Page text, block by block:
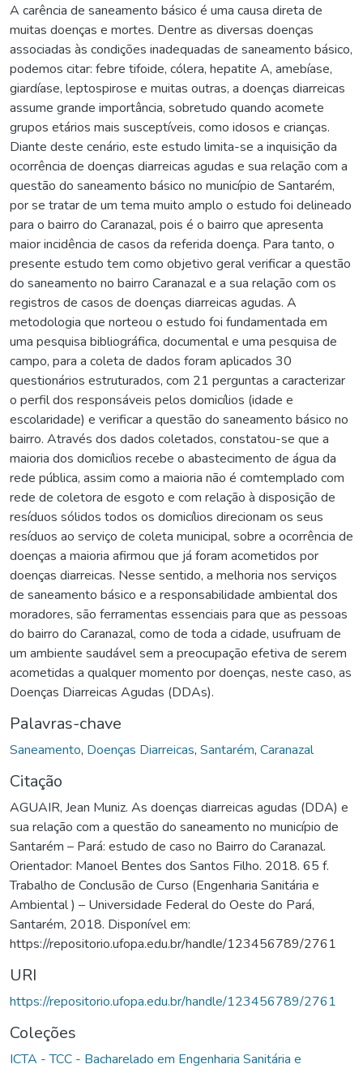
A carência de saneamento básico é uma causa direta de
muitas doenças e mortes. Dentre as diversas doenças
associadas às condições inadequadas de saneamento básico,
podemos citar: febre tifoide, cólera, hepatite A, amebíase,
giardíase, leptospirose e muitas outras, a doenças diarreicas
assume grande importância, sobretudo quando acomete
grupos etários mais susceptíveis, como idosos e crianças.
Diante deste cenário, este estudo limita-se a inquisição da
ocorrência de doenças diarreicas agudas e sua relação com a
questão do saneamento básico no município de Santarém,
por se tratar de um tema muito amplo o estudo foi delineado
para o bairro do Caranazal, pois é o bairro que apresenta
maior incidência de casos da referida doença. Para tanto, o
presente estudo tem como objetivo geral verificar a questão
do saneamento no bairro Caranazal e a sua relação com os
registros de casos de doenças diarreicas agudas. A
metodologia que norteou o estudo foi fundamentada em
uma pesquisa bibliográfica, documental e uma pesquisa de
campo, para a coleta de dados foram aplicados 30
questionários estruturados, com 21 perguntas a caracterizar
o perfil dos responsáveis pelos domicílios (idade e
escolaridade) e verificar a questão do saneamento básico no
bairro. Através dos dados coletados, constatou-se que a
maioria dos domicílios recebe o abastecimento de água da
rede pública, assim como a maioria não é comtemplado com
rede de coletora de esgoto e com relação à disposição de
resíduos sólidos todos os domicílios direcionam os seus
resíduos ao serviço de coleta municipal, sobre a ocorrência de
doenças a maioria afirmou que já foram acometidos por
doenças diarreicas. Nesse sentido, a melhoria nos serviços
de saneamento básico e a responsabilidade ambiental dos
moradores, são ferramentas essenciais para que as pessoas
do bairro do Caranazal, como de toda a cidade, usufruam de
um ambiente saudável sem a preocupação efetiva de serem
acometidas a qualquer momento por doenças, neste caso, as
Doenças Diarreicas Agudas (DDAs).
Palavras-chave
Saneamento, Doenças Diarreicas, Santarém, Caranazal
Citação
AGUAIR, Jean Muniz. As doenças diarreicas agudas (DDA) e
sua relação com a questão do saneamento no município de
Santarém – Pará: estudo de caso no Bairro do Caranazal.
Orientador: Manoel Bentes dos Santos Filho. 2018. 65 f.
Trabalho de Conclusão de Curso (Engenharia Sanitária e
Ambiental ) – Universidade Federal do Oeste do Pará,
Santarém, 2018. Disponível em:
https://repositorio.ufopa.edu.br/handle/123456789/2761
URI
https://repositorio.ufopa.edu.br/handle/123456789/2761
Coleções
ICTA - TCC - Bacharelado em Engenharia Sanitária e